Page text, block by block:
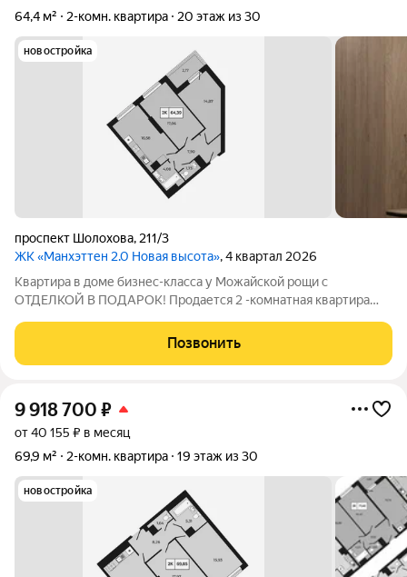
64,4 м² 2-комн. квартира 20 этаж из 30
новостройка
проспект Шолохова, 211/3
ЖК «Манхэттен 2.0 Новая высота», 4 квартал 2026
Квартира в доме бизнес-класса у Можайской рощи с
ОТДЕЛКОЙ В ПОДАРОК! Продается 2 -комнатная квартира
Шолохова 211/3. Дом расположен прямо у Можайской рощи
Позвонить
9 918 700 ₽
от 40 155 ₽ в месяц
69,9 м²
2-комн. квартира 19 этаж из 30
новостройка